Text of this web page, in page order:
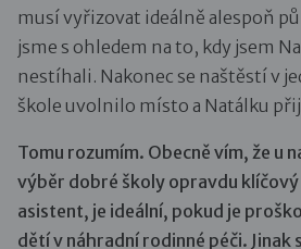
musí vyřizovat ideálně alespoň
jsme s ohledem na to, kdy jsem
nestíhali. Nakonec se naštěstí v
škole uvolnilo místo a Natálku
Tomu rozumím. Obecně vím, že u
výběr dobré školy opravdu
asistent, je ideální, pokud je
dětí v náhradní rodinné péči. Jinak